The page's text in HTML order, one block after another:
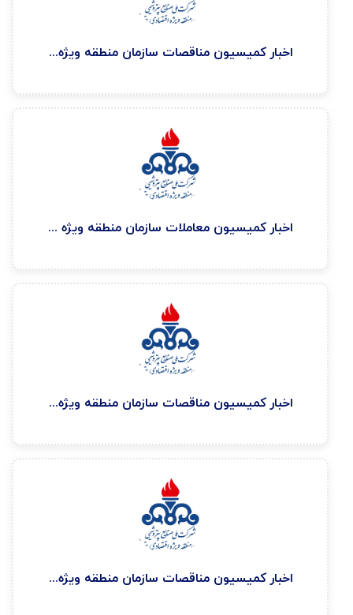
اخبار كميسيون مناقصات سازمان منطقه ويژه اقتصادی پتروشيمی ۱۴۰۵/۳/۱۶
اخبار كميسيون معاملات سازمان منطقه ويژه اقتصادی پتروشيمی ۱۴۰۵/۲/۳۰
اخبار كميسيون مناقصات سازمان منطقه ويژه اقتصادی پتروشيمی ۱۴۰۵/۲/۶
اخبار كميسيون مناقصات سازمان منطقه ويژه اقتصادی پتروشيمی ۱۴۰۵/۲/۳۰